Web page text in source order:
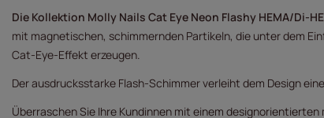
Die Kollektion Molly Nails Cat Eye Neon Flashy HEMA/Di-
mit magnetischen, schimmernden Partikeln, die unter dem
Cat-Eye-Effekt erzeugen.
Der ausdrucksstarke Flash-Schimmer verleiht dem Design
Überraschen Sie Ihre Kundinnen mit einem